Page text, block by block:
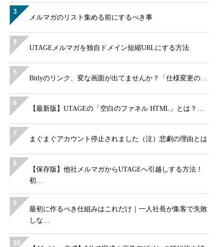
3
メルマガのリスト集める前にするべき事
4
UTAGEメルマガを独自ドメイン短縮URLにする方法
5
Bitlyのリンク、変な画面が出てませんか？「仕様変更の…
6
【最新版】UTAGEの「空白のファネル HTML」とは？…
7
まぐまぐアカウント停止されました（泣）悲劇の理由とは
8
【保存版】他社メルマガからUTAGEへ引越しする方法！
初…
9
最初に作るべき仕組みはこれだけ｜一人社長が集客で失敗
しな…
10